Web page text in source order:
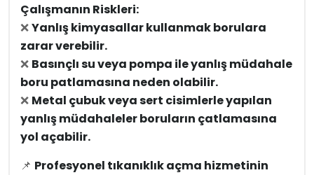
Çalışmanın Riskleri:
❌Yanlış kimyasallar kullanmak borulara
zarar verebilir.
❌ Basınçlı su veya pompa ile yanlış müdahale
boru patlamasına neden olabilir.
❌ Metal çubuk veya sert cisimlerle yapılan
yanlış müdahaleler boruların çatlamasına
yol açabilir.
📌 Profesyonel tıkanıklık açma hizmetinin